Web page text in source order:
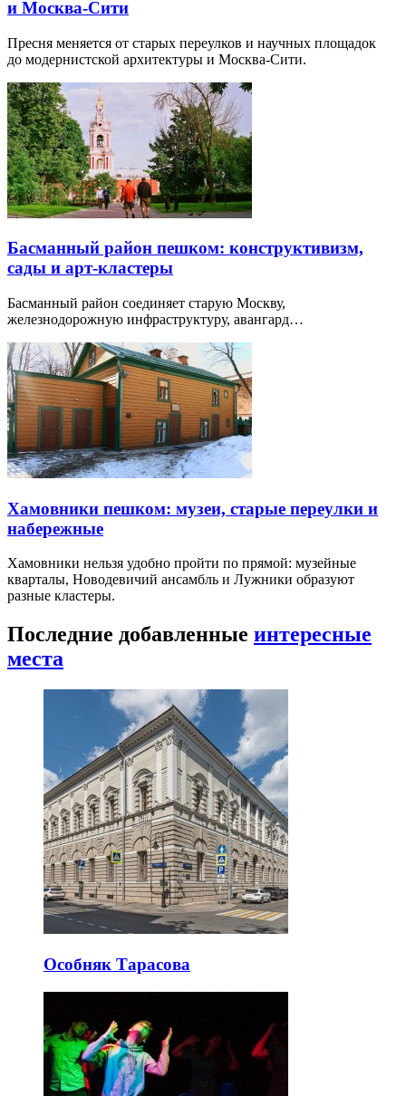
и Москва-Сити
Пресня меняется от старых переулков и научных площадок
до модернистской архитектуры и Москва-Сити.
Басманный район пешком: конструктивизм,
сады и арт-кластеры
Басманный район соединяет старую Москву,
железнодорожную инфраструктуру, авангард…
Хамовники пешком: музеи, старые переулки и
набережные
Хамовники нельзя удобно пройти по прямой: музейные
кварталы, Новодевичий ансамбль и Лужники образуют
разные кластеры.
Последние добавленные интересные
места
Особняк Тарасова